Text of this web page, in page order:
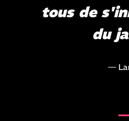
tous de
du
—